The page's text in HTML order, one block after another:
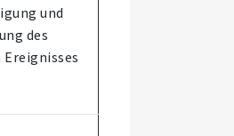
und
des